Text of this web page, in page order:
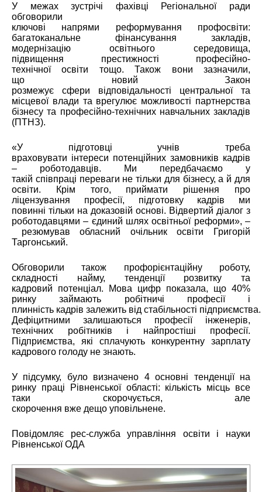
У межах зустрічі фахівці Регіональної ради
обговорили
ключові напрями реформування профосвіти:
багатоканальне фінансування закладів,
модернізацію освітнього середовища,
підвищення престижності професійно-
технічної освіти тощо. Також вони зазначили,
що новий Закон
розмежує сфери відповідальності центральної та
місцевої влади та врегулює можливості партнерства
бізнесу та професійно-технічних навчальних закладів
(ПТНЗ).
«У підготовці учнів треба
враховувати інтереси потенційних замовників кадрів
– роботодавців. Ми передбачаємо у
такій співпраці переваги не тільки для бізнесу, а й для
освіти. Крім того, приймати рішення про
ліцензування професії, підготовку кадрів ми
повинні тільки на доказовій основі. Відвертий діалог з
роботодавцями – єдиний шлях освітньої реформи», –
резюмував обласний очільник освіти Григорій
Таргонський.
Обговорили також профорієнтаційну роботу,
складності найму, тенденції розвитку та
кадровий потенціал. Мова цифр показала, що 40%
ринку займають робітничі професії і
плинність кадрів залежить від стабільності підприємства.
Дефіцитними залишаються професії інженерів,
технічних робітників і найпростіші професії.
Підприємства, які сплачують конкурентну зарплату
кадрового голоду не знають.
У підсумку, було визначено 4 основні тенденції на
ринку праці Рівненської області: кількість місць все
таки скорочується, але
скорочення вже дещо уповільнене.
Повідомляє рес-служба управління освіти і науки
Рівненської ОДА